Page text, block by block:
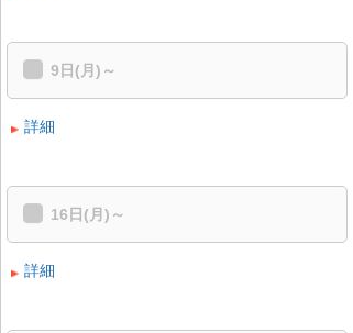
9日(月)～
詳細
16日(月)～
詳細